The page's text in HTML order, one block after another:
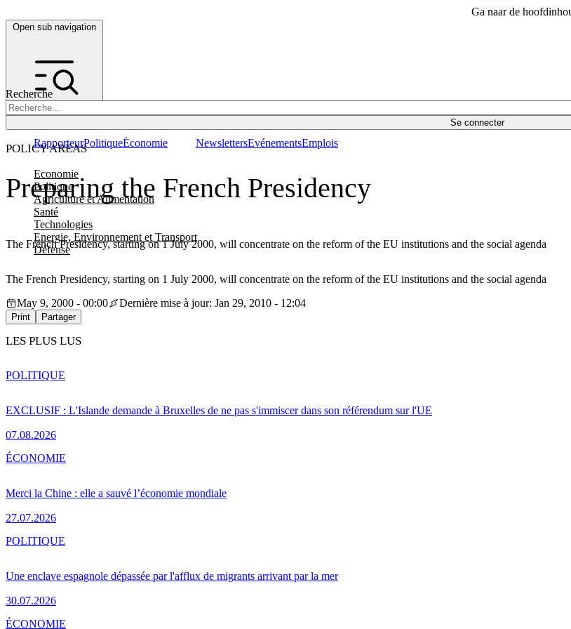
Ga naar de
Open sub navigation
Recherche
Se connecter
POLICY AREAS
Economie
Politique
Agriculture et Alimentation
Santé
Technologies
Energie, Environnement et Transport
Défense
RapporteurPolitiqueÉconomie NewslettersEvénementsEmplois
Preparing the French Presidency
The French Presidency, starting on 1 July 2000, will concentrate on the reform of the EU institutions and the social agenda
The French Presidency, starting on 1 July 2000, will concentrate on the reform of the EU institutions and the social agenda
May 9, 2000 - 00:00
Dernière mise à jour: Jan 29, 2010 - 12:04
Print Partager
LES PLUS LUS
EXCLUSIF : L'Islande demande à Bruxelles de ne pas s'immiscer dans son référendum sur l'UE
07.08.2026
POLITIQUE
Merci la Chine : elle a sauvé l’économie mondiale
27.07.2026
ÉCONOMIE
Une enclave espagnole dépassée par l'afflux de migrants arrivant par la mer
30.07.2026
POLITIQUE
ÉCONOMIE